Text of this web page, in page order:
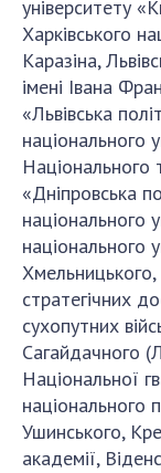
університету
Харківського
Каразіна,
імені Івана
«Львівська
національного
Національного
«Дніпровська
національного
національного
Хмельницького,
стратегічних
сухопутних
Сагайдачного
Національної
національного
Ушинського,
академії,